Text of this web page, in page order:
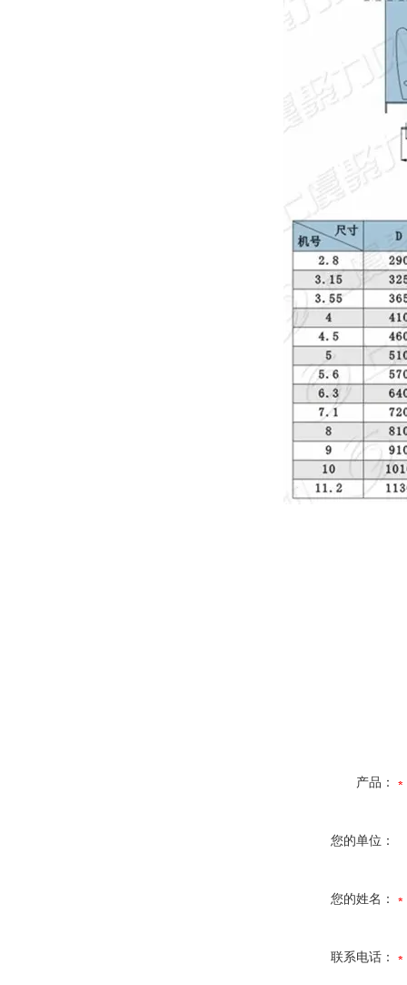
产品：
您的单位：
您的姓名：
联系电话：